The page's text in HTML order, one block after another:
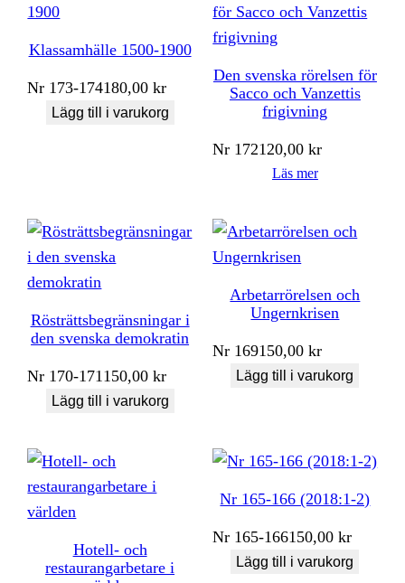
Klassamhälle 1500-1900
Nr 173-174180,00kr
Lägg till i varukorg
Den svenska rörelsen för
Sacco och Vanzettis
frigivning
Nr 172120,00kr
Läs mer
Rösträttsbegränsningar i
den svenska demokratin
Nr 170-171150,00kr
Lägg till i varukorg
Arbetarrörelsen och
Ungernkrisen
Nr 169150,00kr
Lägg till i varukorg
Hotell- och
restaurangarbetare i
Nr 165-166 (2018:1-2)
Nr 165-166150,00kr
Lägg till i varukorg